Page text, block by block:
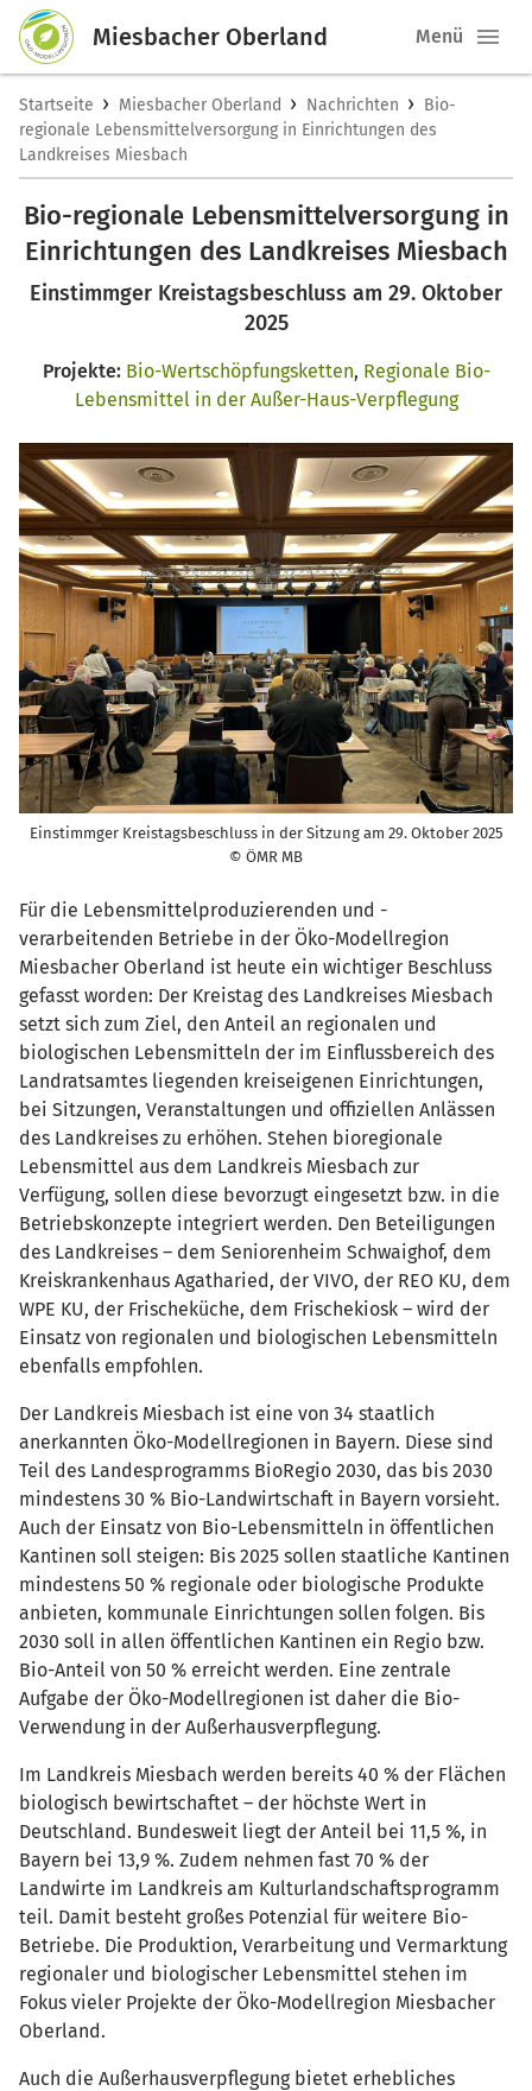
Miesbacher Oberland Menü
Startseite › Miesbacher Oberland › Nachrichten › Bio-
regionale Lebensmittelversorgung in Einrichtungen des
Landkreises Miesbach
Bio-regionale Lebensmittelversorgung in
Einrichtungen des Landkreises Miesbach
Einstimmger Kreistagsbeschluss am 29. Oktober
2025
Projekte: Bio-Wertschöpfungsketten, Regionale Bio-
Lebensmittel in der Außer-Haus-Verpflegung
Einstimmger Kreistagsbeschluss in der Sitzung am 29. Oktober 2025
© ÖMR MB
Für die Lebensmittelproduzierenden und -
verarbeitenden Betriebe in der Öko-Modellregion
Miesbacher Oberland ist heute ein wichtiger Beschluss
gefasst worden: Der Kreistag des Landkreises Miesbach
setzt sich zum Ziel, den Anteil an regionalen und
biologischen Lebensmitteln der im Einflussbereich des
Landratsamtes liegenden kreiseigenen Einrichtungen,
bei Sitzungen, Veranstaltungen und offiziellen Anlässen
des Landkreises zu erhöhen. Stehen bioregionale
Lebensmittel aus dem Landkreis Miesbach zur
Verfügung, sollen diese bevorzugt eingesetzt bzw. in die
Betriebskonzepte integriert werden. Den Beteiligungen
des Landkreises – dem Seniorenheim Schwaighof, dem
Kreiskrankenhaus Agatharied, der VIVO, der REO KU, dem
WPE KU, der Frischeküche, dem Frischekiosk – wird der
Einsatz von regionalen und biologischen Lebensmitteln
ebenfalls empfohlen.
Der Landkreis Miesbach ist eine von 34 staatlich
anerkannten Öko-Modellregionen in Bayern. Diese sind
Teil des Landesprogramms BioRegio 2030, das bis 2030
mindestens 30 % Bio-Landwirtschaft in Bayern vorsieht.
Auch der Einsatz von Bio-Lebensmitteln in öffentlichen
Kantinen soll steigen: Bis 2025 sollen staatliche Kantinen
mindestens 50 % regionale oder biologische Produkte
anbieten, kommunale Einrichtungen sollen folgen. Bis
2030 soll in allen öffentlichen Kantinen ein Regio bzw.
Bio-Anteil von 50 % erreicht werden. Eine zentrale
Aufgabe der Öko-Modellregionen ist daher die Bio-
Verwendung in der Außerhausverpflegung.
Im Landkreis Miesbach werden bereits 40 % der Flächen
biologisch bewirtschaftet – der höchste Wert in
Deutschland. Bundesweit liegt der Anteil bei 11,5 %, in
Bayern bei 13,9 %. Zudem nehmen fast 70 % der
Landwirte im Landkreis am Kulturlandschaftsprogramm
teil. Damit besteht großes Potenzial für weitere Bio-
Betriebe. Die Produktion, Verarbeitung und Vermarktung
regionaler und biologischer Lebensmittel stehen im
Fokus vieler Projekte der Öko-Modellregion Miesbacher
Oberland.
Auch die Außerhausverpflegung bietet erhebliches